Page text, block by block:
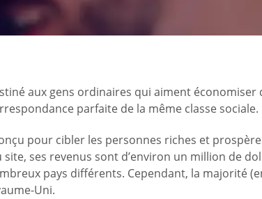
aux gens ordinaires qui aiment économiser
parfaite de la même classe sociale.
pour cibler les personnes riches et
ses revenus sont d’environ un million de
pays différents. Cependant, la majorité
Uni.